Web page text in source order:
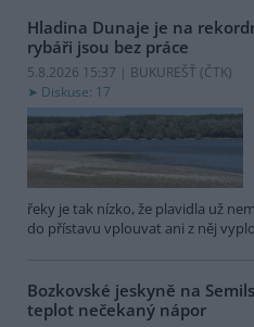
Hladina Dunaje je na
rybáři jsou bez práce
5.8.2026 15:37 | BUKUREŠŤ (ČTK)
Diskuse: 17
řeky je tak nízko, že plavidla už
do přístavu vplouvat ani z něj
Bozkovské jeskyně na
teplot nečekaný nápor